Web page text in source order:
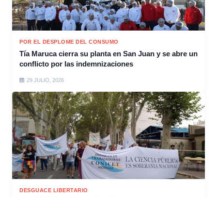
POR EL DESPLOME DEL CONSUMO
Tía Maruca cierra su planta en San Juan y se abre un
conflicto por las indemnizaciones
29 JULIO, 2026
DESGUACE LIBERTARIO